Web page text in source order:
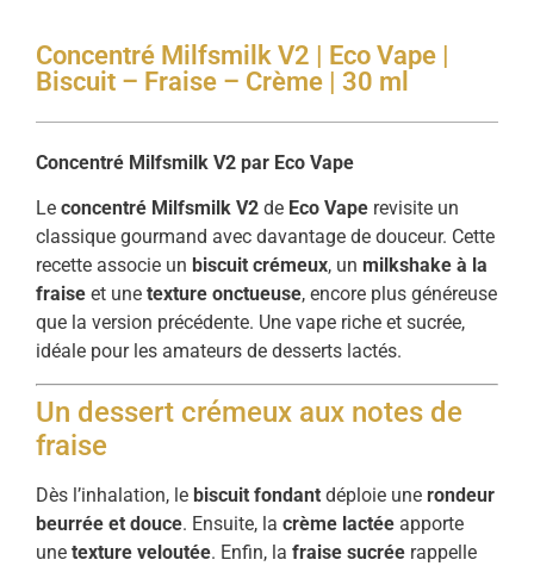
Concentré Milfsmilk V2 | Eco Vape |
Biscuit – Fraise – Crème | 30 ml
Concentré Milfsmilk V2 par Eco Vape
Le concentré Milfsmilk V2 de Eco Vape revisite un
classique gourmand avec davantage de douceur. Cette
recette associe un biscuit crémeux, un milkshake à la
fraise et une texture onctueuse, encore plus généreuse
que la version précédente. Une vape riche et sucrée,
idéale pour les amateurs de desserts lactés.
Un dessert crémeux aux notes de
fraise
Dès l’inhalation, le biscuit fondant déploie une rondeur
beurrée et douce. Ensuite, la crème lactée apporte
une texture veloutée. Enfin, la fraise sucrée rappelle